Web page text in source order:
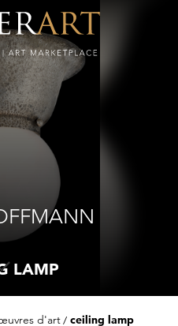
LAMP
d'art ceiling lamp